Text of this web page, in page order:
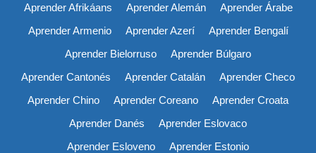
Aprender Afrikáans Aprender Alemán
Aprender Árabe
Aprender Armenio
Aprender Azerí
Aprender Bengalí
Aprender Bielorruso
Aprender Búlgaro
Aprender Cantonés
Aprender Catalán
Aprender Checo
Aprender Chino
Aprender Coreano
Aprender Croata
Aprender Danés
Aprender Eslovaco
Aprender Esloveno
Aprender Estonio